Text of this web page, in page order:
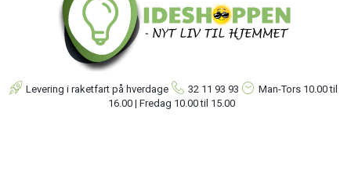
Levering i raketfart på hverdage 32 11 93 93 Man-Tors 10.00 til
16.00 | Fredag 10.00 til 15.00